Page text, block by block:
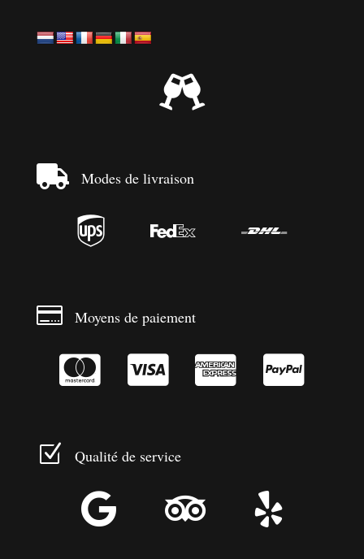

 Modes de livraison
  
 Moyens de paiement
   
Z Qualité de service
  